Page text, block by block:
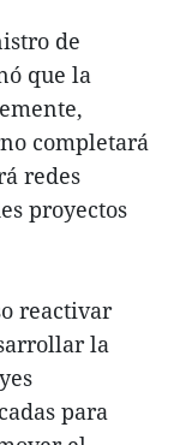
de
que la
completará
redes
proyectos
reactivar
la
para